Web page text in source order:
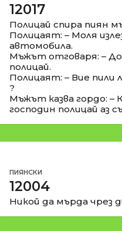
12017
Полицай спира пиян
Полицаят: – Моля
автомобила.
Мъжът отговаря: –
полицай.
Полицаят: – Вие пили
?
Мъжът казва гордо: –
господин полицай аз
ПИЯНСКИ
12004
Никой да мърда чрез